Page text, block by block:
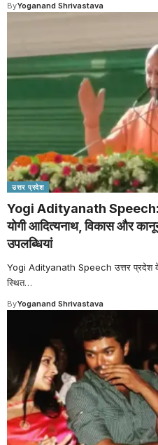
ByYoganand Shrivastava
उत्तर प्रदेश
Yogi Adityanath Speech:
योगी आदित्यनाथ, विकास और
उपलब्धियां
Yogi Adityanath Speech उत्तर प्रदेश
स्थित…
ByYoganand Shrivastava